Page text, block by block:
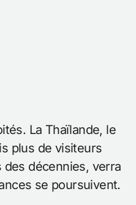
plus de visiteurs
des décennies, verra
se poursuivent.